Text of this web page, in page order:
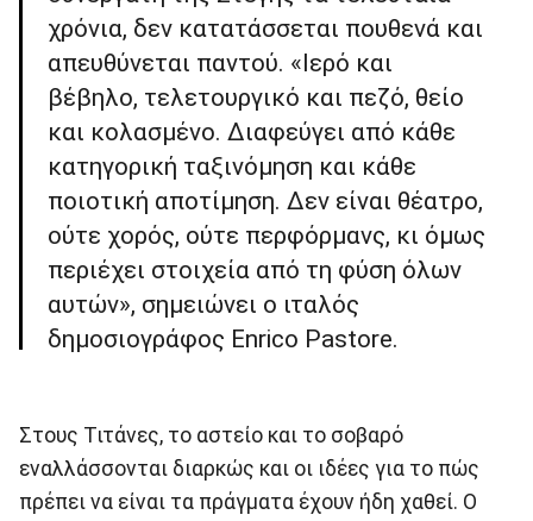
χρόνια, δεν κατατάσσεται πουθενά και
απευθύνεται παντού. «Ιερό και
βέβηλο, τελετουργικό και πεζό, θείο
και κολασμένο. Διαφεύγει από κάθε
κατηγορική ταξινόμηση και κάθε
ποιοτική αποτίμηση. Δεν είναι θέατρο,
ούτε χορός, ούτε περφόρμανς, κι όμως
περιέχει στοιχεία από τη φύση όλων
αυτών», σημειώνει ο ιταλός
δημοσιογράφος Enrico Pastore.
Στους Τιτάνες, το αστείο και το σοβαρό
εναλλάσσονται διαρκώς και οι ιδέες για το πώς
πρέπει να είναι τα πράγματα έχουν ήδη χαθεί. Ο